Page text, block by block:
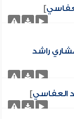
]
راشد
العفاسي]